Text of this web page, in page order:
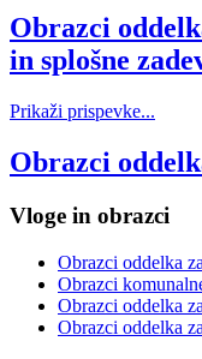
Obrazci
in splošne
Prikaži prispevke...
Obrazci
Vloge in obrazci
Obrazci oddelka
Obrazci
Obrazci oddelka
Obrazci oddelka